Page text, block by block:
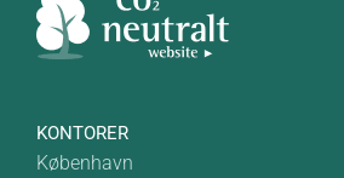
KONTORER
København